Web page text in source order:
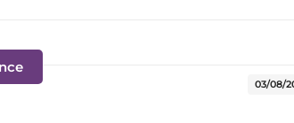
(Nouvelle fenêtre)
03/08/